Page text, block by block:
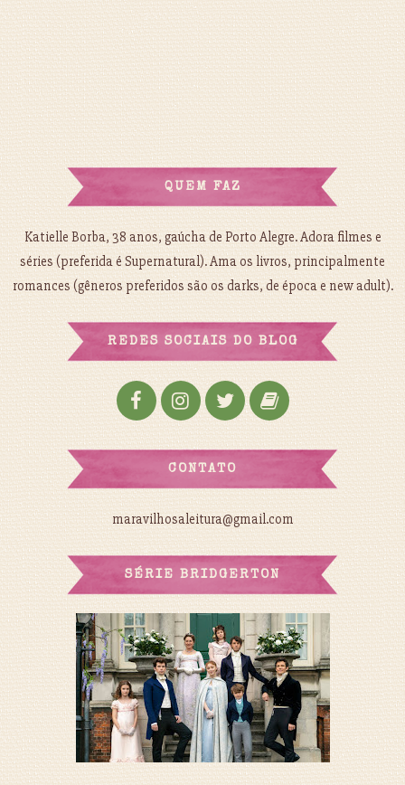
QUEM FAZ
Katielle Borba, 38 anos, gaúcha de Porto Alegre. Adora filmes e
séries (preferida é Supernatural). Ama os livros, principalmente
romances (gêneros preferidos são os darks, de época e new adult).
REDES SOCIAIS DO BLOG
CONTATO
maravilhosaleitura@gmail.com
SÉRIE BRIDGERTON